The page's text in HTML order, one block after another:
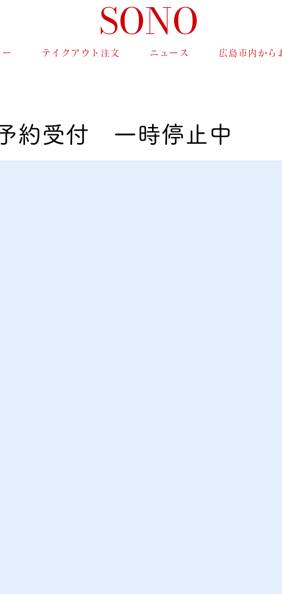
SONO
ー テイクアウト注文 ニュース 広島市内から
約受付 一時停止中